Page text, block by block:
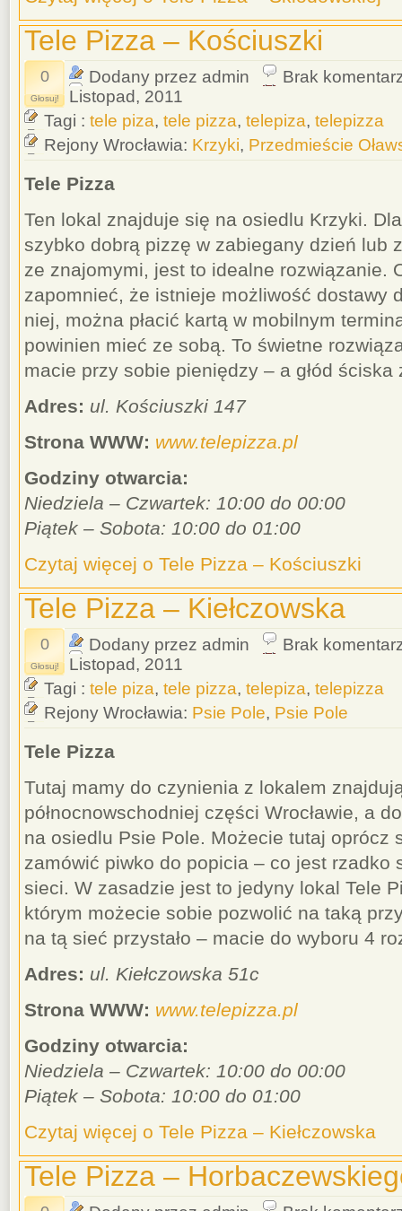
Tele Pizza – Kościuszki
0
Głosuj!
Dodany przez admin
Brak
Listopad, 2011
Tagi : tele piza, tele pizza, telepiza, telepizza
Rejony Wrocławia: Krzyki, Przedmieście
Tele Pizza
Ten lokal znajduje się na osiedlu Krzyki.
szybko dobrą pizzę w zabiegany dzień lub
ze znajomymi, jest to idealne rozwiązanie.
zapomnieć, że istnieje możliwość dostawy
niej, można płacić kartą w mobilnym
powinien mieć ze sobą. To świetne
macie przy sobie pieniędzy – a głód ściska
Adres: ul. Kościuszki 147
Strona WWW: www.telepizza.pl
Godziny otwarcia:
Niedziela – Czwartek: 10:00 do 00:00
Piątek – Sobota: 10:00 do 01:00
Czytaj więcej o Tele Pizza – Kościuszki
Tele Pizza – Kiełczowska
0
Głosuj!
Dodany przez admin
Brak
Listopad, 2011
Tagi : tele piza, tele pizza, telepiza, telepizza
Rejony Wrocławia: Psie Pole, Psie Pole
Tele Pizza
Tutaj mamy do czynienia z lokalem
północnowschodniej części Wrocławie, a
na osiedlu Psie Pole. Możecie tutaj oprócz
zamówić piwko do popicia – co jest rzadko
sieci. W zasadzie jest to jedyny lokal Tele
którym możecie sobie pozwolić na taką
na tą sieć przystało – macie do wyboru 4
Adres: ul. Kiełczowska 51c
Strona WWW: www.telepizza.pl
Godziny otwarcia:
Niedziela – Czwartek: 10:00 do 00:00
Piątek – Sobota: 10:00 do 01:00
Czytaj więcej o Tele Pizza – Kiełczowska
Tele Pizza –